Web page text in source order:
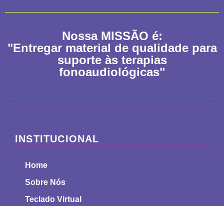
Nossa MISSÃO é:
"Entregar material de qualidade para
suporte às terapias
fonoaudiológicas"
INSTITUCIONAL
Home
Sobre Nós
Teclado Virtual